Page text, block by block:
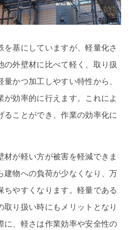
を基にしていますが、軽量化さ
の外壁材に比べて軽く、取り扱
かつ加工しやすい特性から、
効率的に行えます。これによ
ることができ、作業の効率化に
材が軽い方が被害を軽減できま
建物への負荷が少なくなり、万
ちやすくなります。軽量である
取り扱い時にもメリットとなり
に、軽さは作業効率や安全性の